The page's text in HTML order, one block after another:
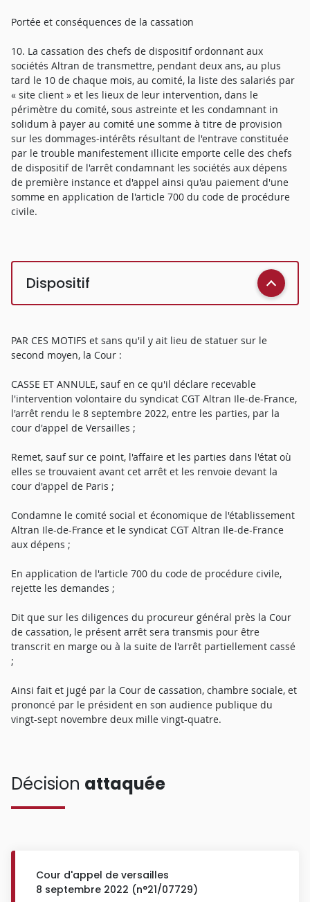
Portée et conséquences de la cassation
10. La cassation des chefs de dispositif ordonnant aux
sociétés Altran de transmettre, pendant deux ans, au plus
tard le 10 de chaque mois, au comité, la liste des salariés par
« site client » et les lieux de leur intervention, dans le
périmètre du comité, sous astreinte et les condamnant in
solidum à payer au comité une somme à titre de provision
sur les dommages-intérêts résultant de l'entrave constituée
par le trouble manifestement illicite emporte celle des chefs
de dispositif de l'arrêt condamnant les sociétés aux dépens
de première instance et d'appel ainsi qu'au paiement d'une
somme en application de l'article 700 du code de procédure
civile.
Dispositif
PAR CES MOTIFS et sans qu'il y ait lieu de statuer sur le
second moyen, la Cour :
CASSE ET ANNULE, sauf en ce qu'il déclare recevable
l'intervention volontaire du syndicat CGT Altran Ile-de-France,
l'arrêt rendu le 8 septembre 2022, entre les parties, par la
cour d'appel de Versailles ;
Remet, sauf sur ce point, l'affaire et les parties dans l'état où
elles se trouvaient avant cet arrêt et les renvoie devant la
cour d'appel de Paris ;
Condamne le comité social et économique de l'établissement
Altran Ile-de-France et le syndicat CGT Altran Ile-de-France
aux dépens ;
En application de l'article 700 du code de procédure civile,
rejette les demandes ;
Dit que sur les diligences du procureur général près la Cour
de cassation, le présent arrêt sera transmis pour être
transcrit en marge ou à la suite de l'arrêt partiellement cassé
;
Ainsi fait et jugé par la Cour de cassation, chambre sociale, et
prononcé par le président en son audience publique du
vingt-sept novembre deux mille vingt-quatre.
Décision attaquée
Cour d'appel de versailles
8 septembre 2022 (n°21/07729)